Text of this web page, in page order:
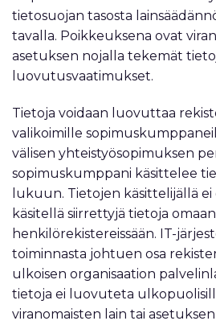
tietosuojan tasosta
tavalla. Poikkeuksena ovat
asetuksen nojalla tekemät
luovutusvaatimukset.
Tietoja voidaan luovuttaa
valikoimille
välisen yhteistyösopimuksen
sopimuskumppani käsittelee
lukuun. Tietojen käsittelijällä
käsitellä siirrettyjä tietoja
henkilörekistereissään. IT-
toiminnasta johtuen osa
ulkoisen organisaation
tietoja ei luovuteta
viranomaisten lain tai